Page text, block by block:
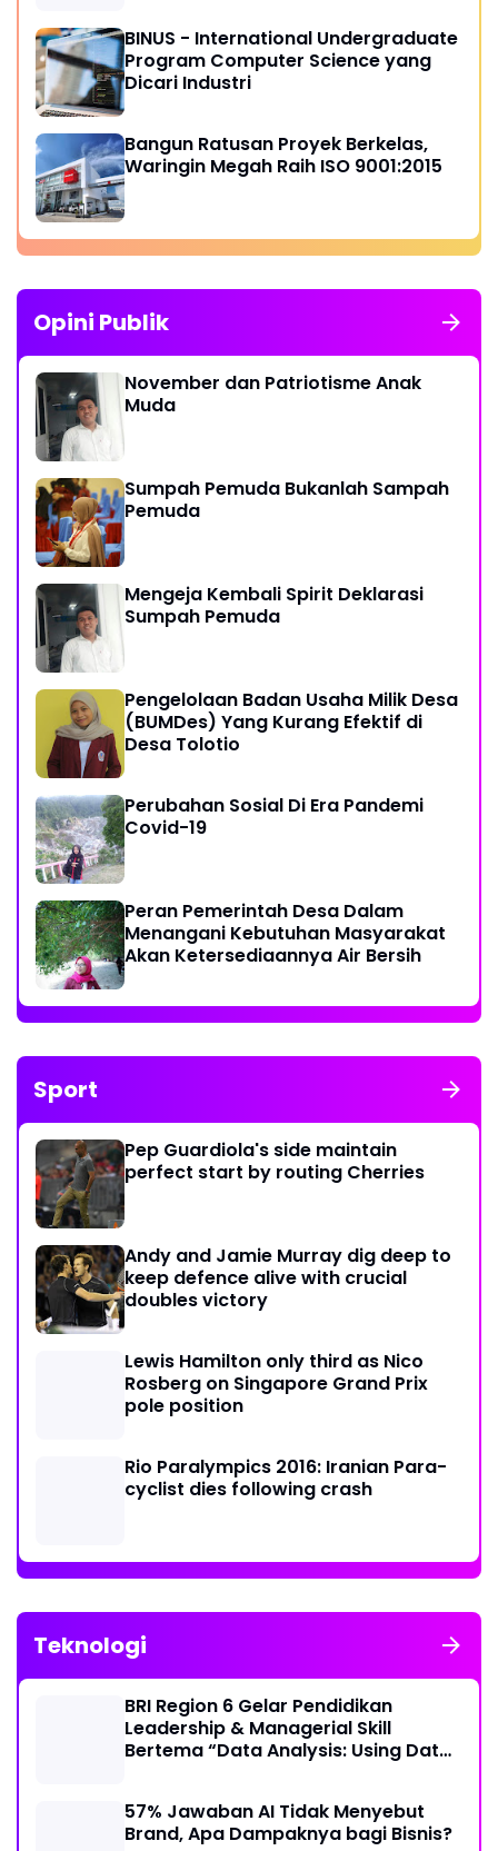
BINUS - International Undergraduate
Program Computer Science yang
Dicari Industri
Bangun Ratusan Proyek Berkelas,
Waringin Megah Raih ISO 9001:2015
Opini Publik
November dan Patriotisme Anak
Muda
Sumpah Pemuda Bukanlah Sampah
Pemuda
Mengeja Kembali Spirit Deklarasi
Sumpah Pemuda
Pengelolaan Badan Usaha Milik Desa
(BUMDes) Yang Kurang Efektif di
Desa Tolotio
Perubahan Sosial Di Era Pandemi
Covid-19
Peran Pemerintah Desa Dalam
Menangani Kebutuhan Masyarakat
Akan Ketersediaannya Air Bersih
Sport
Pep Guardiola's side maintain
perfect start by routing Cherries
Andy and Jamie Murray dig deep to
keep defence alive with crucial
doubles victory
Lewis Hamilton only third as Nico
Rosberg on Singapore Grand Prix
pole position
Rio Paralympics 2016: Iranian Para-
cyclist dies following crash
Teknologi
BRI Region 6 Gelar Pendidikan
Leadership & Managerial Skill
Bertema “Data Analysis: Using Data
57% Jawaban AI Tidak Menyebut
Brand, Apa Dampaknya bagi Bisnis?